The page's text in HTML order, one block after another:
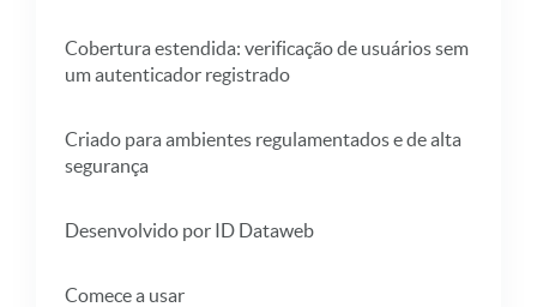
Cobertura estendida: verificação de usuários sem
um autenticador registrado
Criado para ambientes regulamentados e de alta
segurança
Desenvolvido por ID Dataweb
Comece a usar